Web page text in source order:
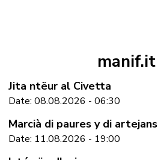
manif.it
Jita ntëur al Civetta
Date: 08.08.2026 - 06:30
Marcià di paures y di artejans
Date: 11.08.2026 - 19:00